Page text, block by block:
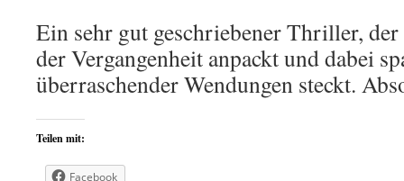
Ein sehr gut geschriebener Thriller,
der Vergangenheit anpackt und dabei
überraschender Wendungen steckt.
Teilen mit:
Facebook